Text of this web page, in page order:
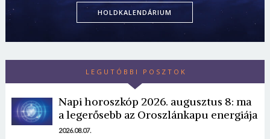
HOLDKALENDÁRIUM
LEGUTÓBBI POSZTOK
Napi horoszkóp 2026. augusztus 8: ma
a legerősebb az Oroszlánkapu energiája
2026.08.07.